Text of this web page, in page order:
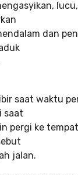
dan
saat waktu
saat
pergi ke
jalan.